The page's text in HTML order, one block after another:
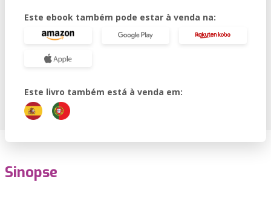
Este ebook também pode estar à venda na:
Este livro também está à venda em:
Sinopse